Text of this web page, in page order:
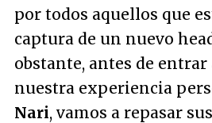
por todos aquellos que
captura de un nuevo
obstante, antes de
nuestra experiencia
Nari, vamos a repasar